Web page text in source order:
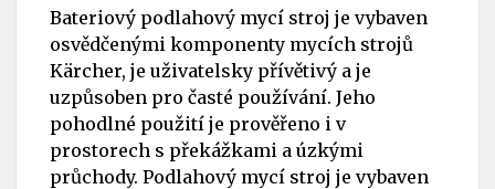
Bateriový podlahový mycí stroj je vybaven
osvědčenými komponenty mycích strojů
Kärcher, je uživatelsky přívětivý a je
uzpůsoben pro časté používání. Jeho
pohodlné použití je prověřeno i v
prostorech s překážkami a úzkými
průchody. Podlahový mycí stroj je vybaven